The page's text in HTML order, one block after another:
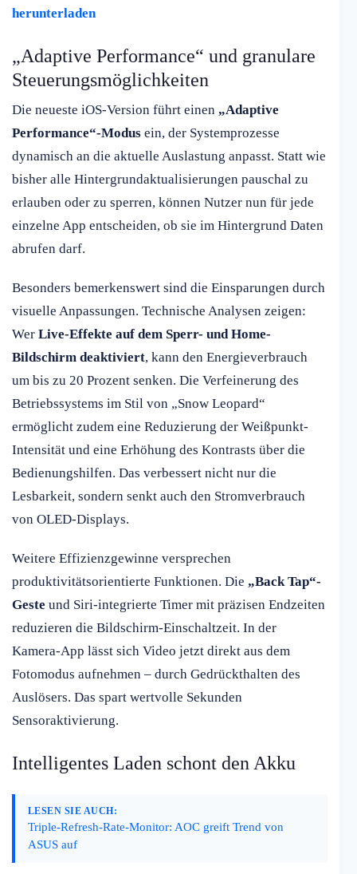
herunterladen
„Adaptive Performance“ und granulare
Steuerungsmöglichkeiten
Die neueste iOS-Version führt einen „Adaptive
Performance“-Modus ein, der Systemprozesse
dynamisch an die aktuelle Auslastung anpasst. Statt wie
bisher alle Hintergrundaktualisierungen pauschal zu
erlauben oder zu sperren, können Nutzer nun für jede
einzelne App entscheiden, ob sie im Hintergrund Daten
abrufen darf.
Besonders bemerkenswert sind die Einsparungen durch
visuelle Anpassungen. Technische Analysen zeigen:
Wer Live-Effekte auf dem Sperr- und Home-
Bildschirm deaktiviert, kann den Energieverbrauch
um bis zu 20 Prozent senken. Die Verfeinerung des
Betriebssystems im Stil von „Snow Leopard“
ermöglicht zudem eine Reduzierung der Weißpunkt-
Intensität und eine Erhöhung des Kontrasts über die
Bedienungshilfen. Das verbessert nicht nur die
Lesbarkeit, sondern senkt auch den Stromverbrauch
von OLED-Displays.
Weitere Effizienzgewinne versprechen
produktivitätsorientierte Funktionen. Die „Back Tap“-
Geste und Siri-integrierte Timer mit präzisen Endzeiten
reduzieren die Bildschirm-Einschaltzeit. In der
Kamera-App lässt sich Video jetzt direkt aus dem
Fotomodus aufnehmen – durch Gedrückthalten des
Auslösers. Das spart wertvolle Sekunden
Sensoraktivierung.
Intelligentes Laden schont den Akku
LESEN SIE AUCH:
Triple-Refresh-Rate-Monitor: AOC greift Trend von
ASUS auf